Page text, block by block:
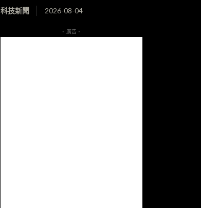
科技新聞 2026-08-04
- 廣告 -